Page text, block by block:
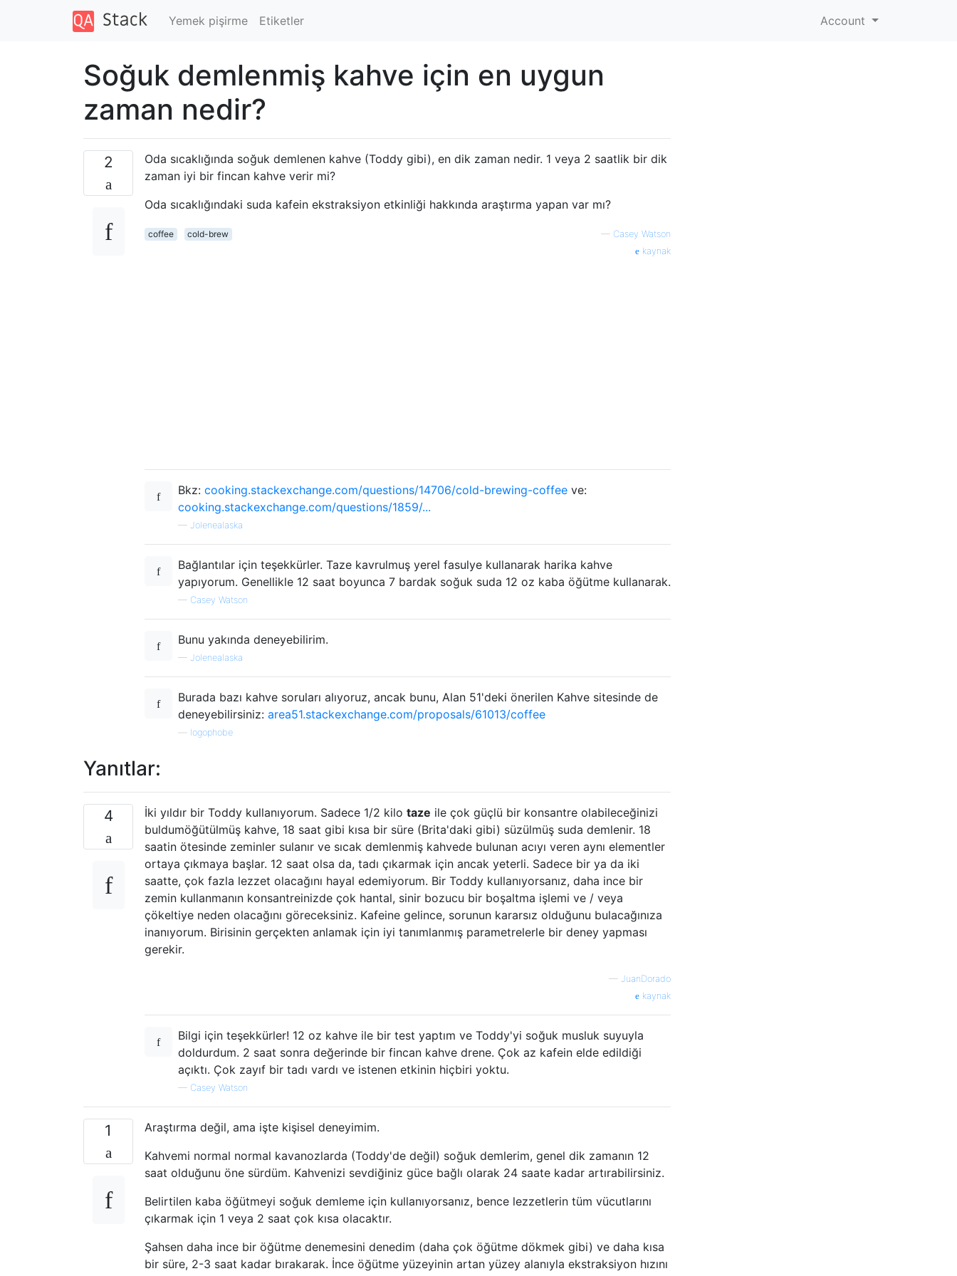
Yemek pişirme Etiketler Account
Soğuk demlenmiş kahve için en uygun
zaman nedir?
2
Oda sıcaklığında soğuk demlenen kahve (Toddy gibi), en dik zaman nedir. 1 veya 2 saatlik bir dik
zaman iyi bir fincan kahve verir mi?
Oda sıcaklığındaki suda kafein ekstraksiyon etkinliği hakkında araştırma yapan var mı?
coffee cold-brew — Casey Watson
kaynak
Bkz: cooking.stackexchange.com/questions/14706/cold-brewing-coffee ve:
cooking.stackexchange.com/questions/1859/...
— Jolenealaska
Bağlantılar için teşekkürler. Taze kavrulmuş yerel fasulye kullanarak harika kahve
yapıyorum. Genellikle 12 saat boyunca 7 bardak soğuk suda 12 oz kaba öğütme kullanarak.
— Casey Watson
Bunu yakında deneyebilirim.
— Jolenealaska
Burada bazı kahve soruları alıyoruz, ancak bunu, Alan 51'deki önerilen Kahve sitesinde de
deneyebilirsiniz: area51.stackexchange.com/proposals/61013/coffee
logophobe
Yanıtlar:
4 İki yıldır bir Toddy kullanıyorum. Sadece 1/2 kilo taze ile çok güçlü bir konsantre olabileceğinizi
buldumöğütülmüş kahve, 18 saat gibi kısa bir süre (Brita'daki gibi) süzülmüş suda demlenir. 18
saatin ötesinde zeminler sulanır ve sıcak demlenmiş kahvede bulunan acıyı veren aynı elementler
ortaya çıkmaya başlar. 12 saat olsa da, tadı çıkarmak için ancak yeterli. Sadece bir ya da iki
saatte, çok fazla lezzet olacağını hayal edemiyorum. Bir Toddy kullanıyorsanız, daha ince bir
zemin kullanmanın konsantreinizde çok hantal, sinir bozucu bir boşaltma işlemi ve / veya
çökeltiye neden olacağını göreceksiniz. Kafeine gelince, sorunun kararsız olduğunu bulacağınıza
inanıyorum. Birisinin gerçekten anlamak için iyi tanımlanmış parametrelerle bir deney yapması
gerekir.
— JuanDorado
kaynak
Bilgi için teşekkürler! 12 oz kahve ile bir test yaptım ve Toddy'yi soğuk musluk suyuyla
doldurdum. 2 saat sonra değerinde bir fincan kahve drene. Çok az kafein elde edildiği
açıktı. Çok zayıf bir tadı vardı ve istenen etkinin hiçbiri yoktu.
— Casey Watson
1
Araştırma değil, ama işte kişisel deneyimim.
Kahvemi normal normal kavanozlarda (Toddy'de değil) soğuk demlerim, genel dik zamanın 12
saat olduğunu öne sürdüm. Kahvenizi sevdiğiniz güce bağlı olarak 24 saate kadar artırabilirsiniz.
Belirtilen kaba öğütmeyi soğuk demleme için kullanıyorsanız, bence lezzetlerin tüm vücutlarını
çıkarmak için 1 veya 2 saat çok kısa olacaktır.
Şahsen daha ince bir öğütme denemesini denedim (daha çok öğütme dökmek gibi) ve daha kısa
bir süre, 2-3 saat kadar bırakarak. İnce öğütme yüzeyinin artan yüzey alanıyla ekstraksiyon hızını